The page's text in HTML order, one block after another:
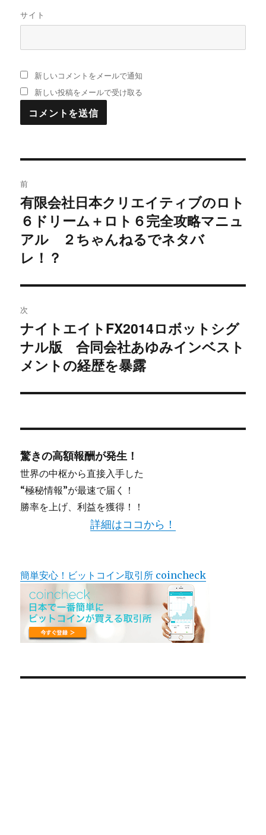
サイト
新しいコメントをメールで通知
新しい投稿をメールで受け取る
稿
ナ
ビ
シ
ョ
ン
前
過
去
の
投
稿:
有限会社日本クリエイティブのロト
６ドリーム＋ロト６完全攻略マニュ
アル ２ちゃんねるでネタバ
レ！？
次
次
の
投
ナイトエイトFX2014ロボットシグ
ナル版 合同会社あゆみインベスト
メントの経歴を暴露
驚きの高額報酬が発生！
世界の中枢から直接入手した
“極秘情報”が最速で届く！
勝率を上げ、利益を獲得！！
詳細はココから！
簡単安心！ビットコイン取引所 coincheck